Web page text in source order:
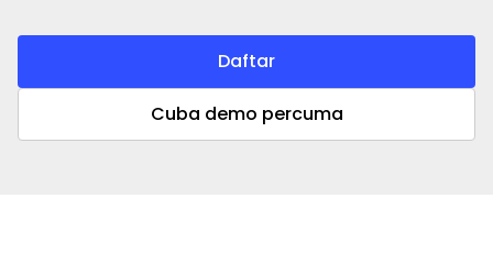
Daftar
Cuba demo percuma